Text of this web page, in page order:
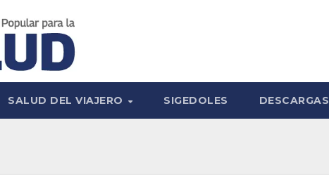
SALUD DEL VIAJERO SIGEDOLES DESCARGAS